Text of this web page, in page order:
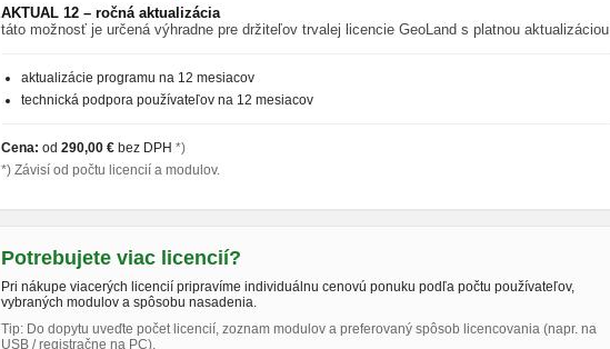
AKTUAL 12 – ročná aktualizácia
táto možnosť je určená výhradne pre držiteľov trvalej licencie GeoLand s platnou aktualizáciou
aktualizácie programu na 12 mesiacov
technická podpora používateľov na 12 mesiacov
Cena: od 290,00 € bez DPH *)
*) Závisí od počtu licencií a modulov.
Potrebujete viac licencií?
Pri nákupe viacerých licencií pripravíme individuálnu cenovú ponuku podľa počtu používateľov,
vybraných modulov a spôsobu nasadenia.
Tip: Do dopytu uveďte počet licencií, zoznam modulov a preferovaný spôsob licencovania (napr. na
USB / registračne na PC).